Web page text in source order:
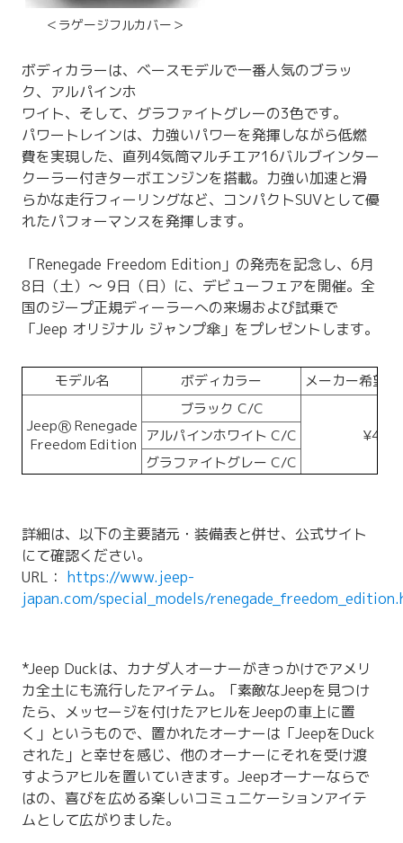
＜ラゲージフルカバー＞
ボディカラーは、ベースモデルで一番人気のブラッ
ク、アルパインホ
ワイト、そして、グラファイトグレーの3色です。
パワートレインは、力強いパワーを発揮しながら低燃
費を実現した、直列4気筒マルチエア16バルブインター
クーラー付きターボエンジンを搭載。力強い加速と滑
らかな走行フィーリングなど、コンパクトSUVとして優
れたパフォーマンスを発揮します。
「Renegade Freedom Edition」の発売を記念し、6月
8日（土）～ 9日（日）に、デビューフェアを開催。全
国のジープ正規ディーラーへの来場および試乗で
「Jeep オリジナル ジャンプ傘」をプレゼントします。
モデル名 ボディカラー メーカー希望
JeepⓇ Renegade
Freedom Edition
ブラック C/C
アルパインホワイト C/C
グラファイトグレー C/C
詳細は、以下の主要諸元・装備表と併せ、公式サイト
にて確認ください。
URL：https://www.jeep-
japan.com/special_models/
*Jeep Duckは、カナダ人オーナーがきっかけでアメリ
カ全土にも流行したアイテム。「素敵なJeepを見つけ
たら、メッセージを付けたアヒルをJeepの車上に置
く」というもので、置かれたオーナーは「JeepをDuck
された」と幸せを感じ、他のオーナーにそれを受け渡
すようアヒルを置いていきます。Jeepオーナーならで
はの、喜びを広める楽しいコミュニケーションアイテ
ムとして広がりました。